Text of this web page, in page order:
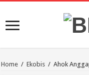
Home / Ekobis / Ahok